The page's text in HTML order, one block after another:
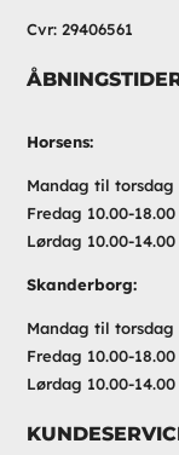
Cvr: 29406561
Horsens:
Mandag til torsdag
Fredag 10.00-18.00
Lørdag 10.00-14.00
Skanderborg:
Mandag til torsdag
Fredag 10.00-18.00
Lørdag 10.00-14.00